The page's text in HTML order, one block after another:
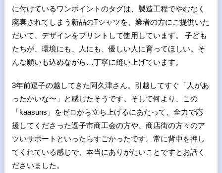
に付けているワンポイントのタグは、製造工程でやむなく
廃棄されてしまう新品のTシャツを、業者の方にご提供いた
だいて、デザインをプリントして使用しています。 子ども
たちが、環境にも、人にも、優しい人に育ってほしい。そ
んな願いも込めながら…丁寧に縫い上げています。
3年前逗子の越してきた阿久津さん。引越してすぐ「人があ
ったかいな〜」と感じたそうです。そして何より、この
「kaasuns」をゼロから立ち上げるにあたって、全力で応
援してくださった逗子市商工会の方や、商店街の方々のア
ツいサポートといったらすごかったです。常に背中を押し
てくれている感じで、本当にありがたいことですとお話く
ださいました。